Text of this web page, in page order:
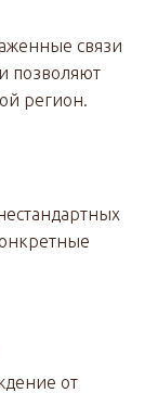
связи
позволяют
регион.
от